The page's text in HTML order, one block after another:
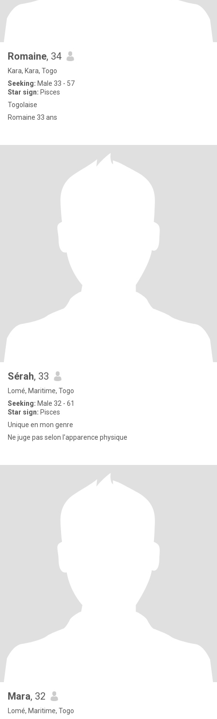
Romaine, 34
Kara, Kara, Togo
Seeking: Male 33 - 57
Star sign: Pisces
Togolaise
Romaine 33 ans
Sérah, 33
Lomé, Maritime, Togo
Seeking: Male 32 - 61
Star sign: Pisces
Unique en mon genre
Ne juge pas selon l'apparence physique
Mara, 32
Lomé, Maritime, Togo